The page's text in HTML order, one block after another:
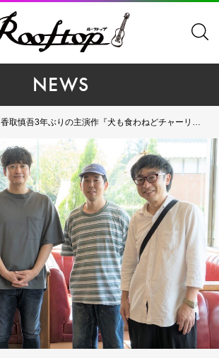
NEWS
香取慎吾3年ぶりの主演作『犬も食わねどチャーリーは笑う』、never young beachの新曲「こころのままに」が主題歌に決定！